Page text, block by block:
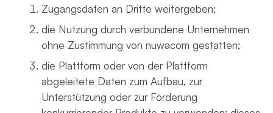
Zugangsdaten an Dritte weitergeben;
die Nutzung durch verbundene Unternehmen
ohne Zustimmung von nuwacom gestatten;
die Plattform oder von der Plattform
abgeleitete Daten zum Aufbau, zur
Unterstützung oder zur Förderung